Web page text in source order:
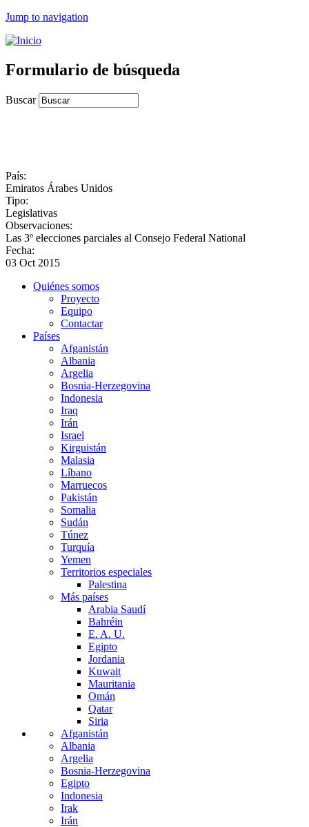
Jump to navigation
Formulario de búsqueda
Buscar
País:
Emiratos Árabes Unidos
Tipo:
Legislativas
Observaciones:
Las 3º elecciones parciales al Consejo Federal National
Fecha:
03 Oct 2015
Quiénes somos
Proyecto
Equipo
Contactar
Países
Afganistán
Albania
Argelia
Bosnia-Herzegovina
Indonesia
Iraq
Irán
Israel
Kirguistán
Malasia
Líbano
Marruecos
Pakistán
Somalia
Sudán
Túnez
Turquía
Yemen
Territorios especiales
Palestina
Más países
Arabia Saudí
Bahréin
E. A. U.
Egipto
Jordania
Kuwait
Mauritania
Omán
Qatar
Siria
Afganistán
Albania
Argelia
Bosnia-Herzegovina
Egipto
Indonesia
Irak
Irán